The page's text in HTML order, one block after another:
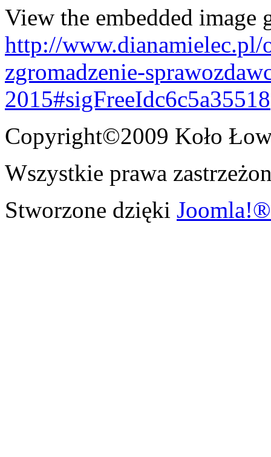
View the embedded image
http://www.dianamielec.pl/
zgromadzenie-
2015#sigFreeIdc6c5a35518
Copyright©2009 Koło
Wszystkie prawa
Stworzone dzięki Joomla!®